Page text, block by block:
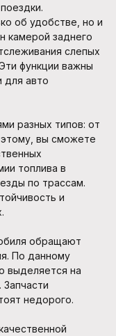
об удобстве, но и
камерой заднего
слепых
функции важны
для авто
разных типов: от
вы сможете
топлива в
по трассам.
и
обращают
По данному
выделяется на
недорого.